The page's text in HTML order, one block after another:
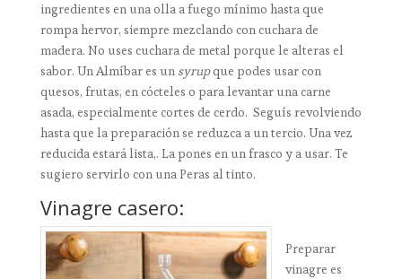
ingredientes en una olla a fuego mínimo hasta que
rompa hervor, siempre mezclando con cuchara de
madera. No uses cuchara de metal porque le alteras el
sabor. Un Almíbar es un syrupque podes usar con
quesos, frutas, en cócteles o para levantar una carne
asada, especialmente cortes de cerdo. Seguís revolviendo
hasta que la preparación se reduzca a un tercio. Una vez
reducida estará lista,. La pones en un frasco y a usar. Te
sugiero servirlo con una Peras al tinto.
Vinagre casero:
Preparar
vinagre es